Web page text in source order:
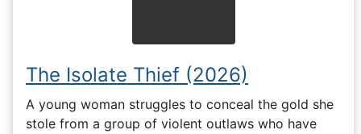
The Isolate Thief (2026)
A young woman struggles to conceal the gold she
stole from a group of violent outlaws who have